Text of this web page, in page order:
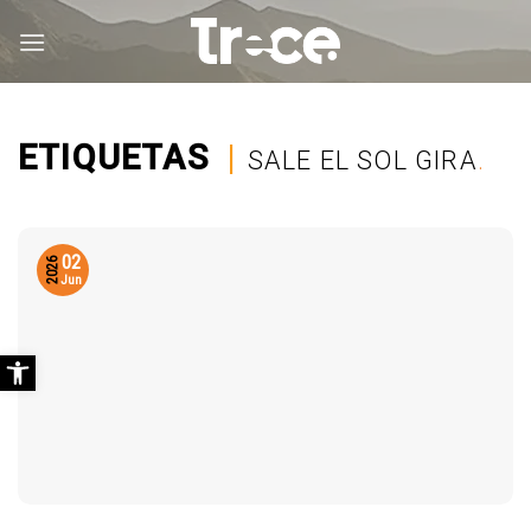
ETIQUETAS | SALE EL SOL GIRA.
02
Jun
2026
Abrir barra de herramientas